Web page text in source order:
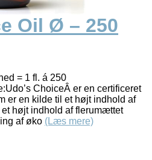
Oil Ø – 250
= 1 fl. á 250
ChoiceÂ er en certificeret
er en kilde til et højt indhold af
højt indhold af flerumættet
af øko (Læs mere)